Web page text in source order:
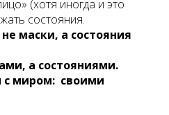
(хотя иногда и это
состояния.
маски, а состояния
а состояниями.
с миром: своими